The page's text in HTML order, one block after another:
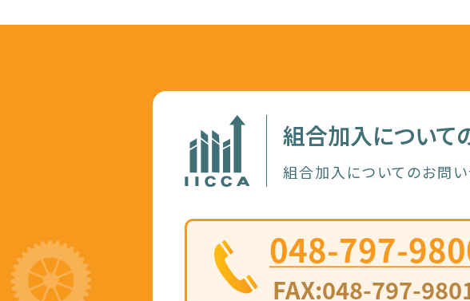
組合加入について
組合加入についてのお問い